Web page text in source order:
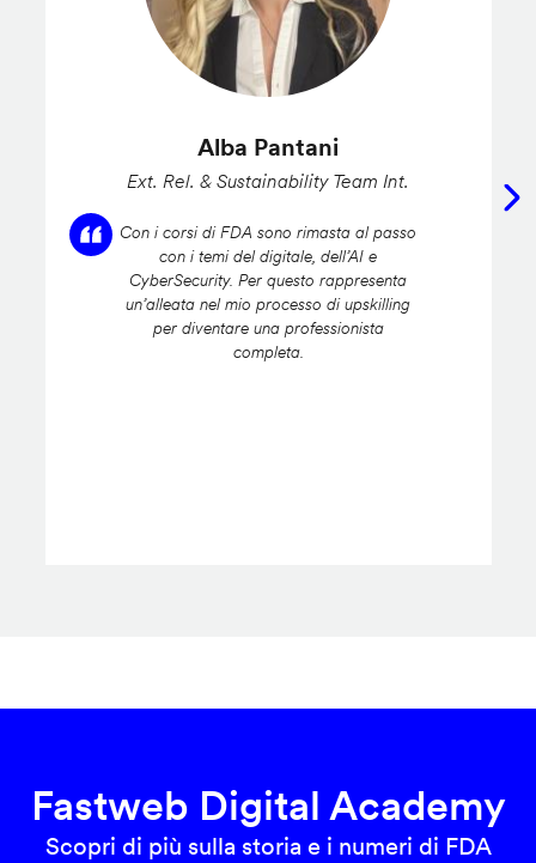
Alba Pantani
Ext. Rel. & Sustainability Team Int.
Con i corsi di FDA sono rimasta al passo
con i temi del digitale, dell’AI e
CyberSecurity. Per questo rappresenta
un’alleata nel mio processo di upskilling
per diventare una professionista
completa.
Fastweb Digital Academy
Scopri di più sulla storia e i numeri di FDA